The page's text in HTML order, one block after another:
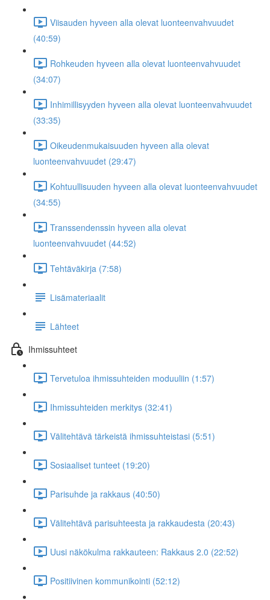
Viisauden hyveen alla olevat luonteenvahvuudet
(40:59)
Rohkeuden hyveen alla olevat luonteenvahvuudet
(34:07)
Inhimillisyyden hyveen alla olevat luonteenvahvuudet
(33:35)
Oikeudenmukaisuuden hyveen alla olevat
luonteenvahvuudet (29:47)
Kohtuullisuuden hyveen alla olevat luonteenvahvuudet
(34:55)
Transsendenssin hyveen alla olevat
luonteenvahvuudet (44:52)
Tehtäväkirja (7:58)
Lisämateriaalit
Lähteet
Ihmissuhteet
Tervetuloa ihmissuhteiden moduuliin (1:57)
Ihmissuhteiden merkitys (32:41)
Välitehtävä tärkeistä ihmissuhteistasi (5:51)
Sosiaaliset tunteet (19:20)
Parisuhde ja rakkaus (40:50)
Välitehtävä parisuhteesta ja rakkaudesta (20:43)
Uusi näkökulma rakkauteen: Rakkaus 2.0 (22:52)
Positiivinen kommunikointi (52:12)